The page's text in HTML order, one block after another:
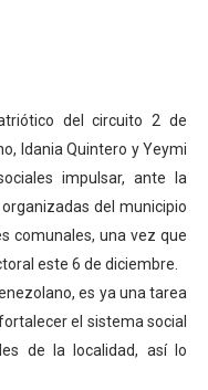
Mundial de la
2026" brinda
clubes deportivos
en Mérida con
del OAN para la
del circuito 2 de
Idania Quintero y Yeymi
impulsar, ante la
del municipio
comunales, una vez que
este 6 de diciembre.
es ya una tarea
el sistema social
de la localidad, así lo